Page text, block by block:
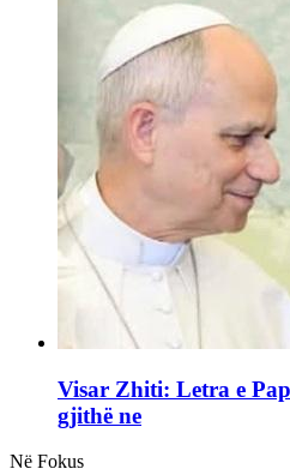
Visar Zhiti: Letra e
gjithë ne
Në Fokus